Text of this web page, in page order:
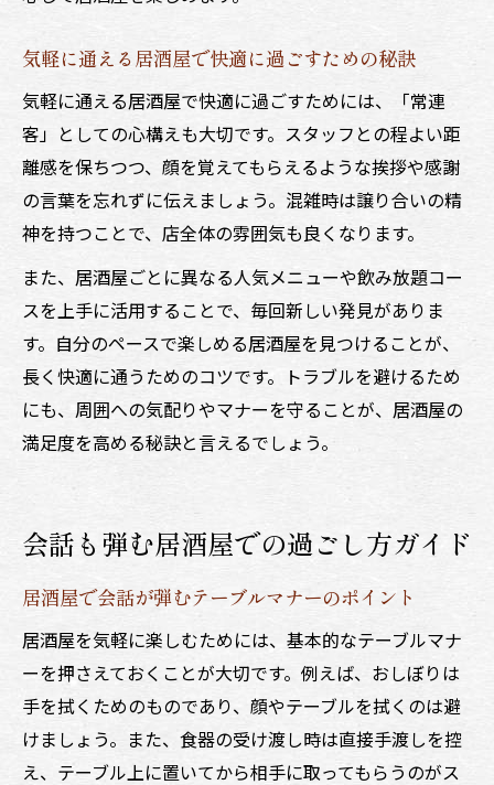
リーズナブルに楽しめる居酒屋の特徴と魅
力
気軽に通える居酒屋で快適に過ごすための秘訣
気軽に通える居酒屋で快適に過ごすためには、「常連
客」としての心構えも大切です。スタッフとの程よい距
離感を保ちつつ、顔を覚えてもらえるような挨拶や感謝
の言葉を忘れずに伝えましょう。混雑時は譲り合いの精
神を持つことで、店全体の雰囲気も良くなります。
また、居酒屋ごとに異なる人気メニューや飲み放題コー
スを上手に活用することで、毎回新しい発見がありま
す。自分のペースで楽しめる居酒屋を見つけることが、
長く快適に通うためのコツです。トラブルを避けるため
にも、周囲への気配りやマナーを守ることが、居酒屋の
満足度を高める秘訣と言えるでしょう。
会話も弾む居酒屋での過ごし方ガイド
居酒屋で会話が弾むテーブルマナーのポイント
居酒屋を気軽に楽しむためには、基本的なテーブルマナ
ーを押さえておくことが大切です。例えば、おしぼりは
手を拭くためのものであり、顔やテーブルを拭くのは避
けましょう。また、食器の受け渡し時は直接手渡しを控
え、テーブル上に置いてから相手に取ってもらうのがス